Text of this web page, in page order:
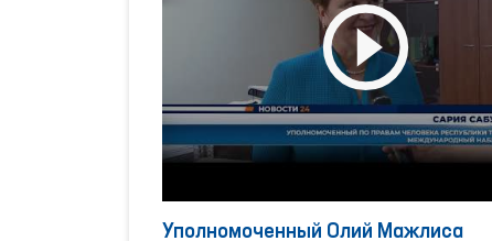
Уполномоченный Олий Мажлиса